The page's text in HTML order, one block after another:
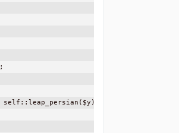
? 30 : 29)) ,